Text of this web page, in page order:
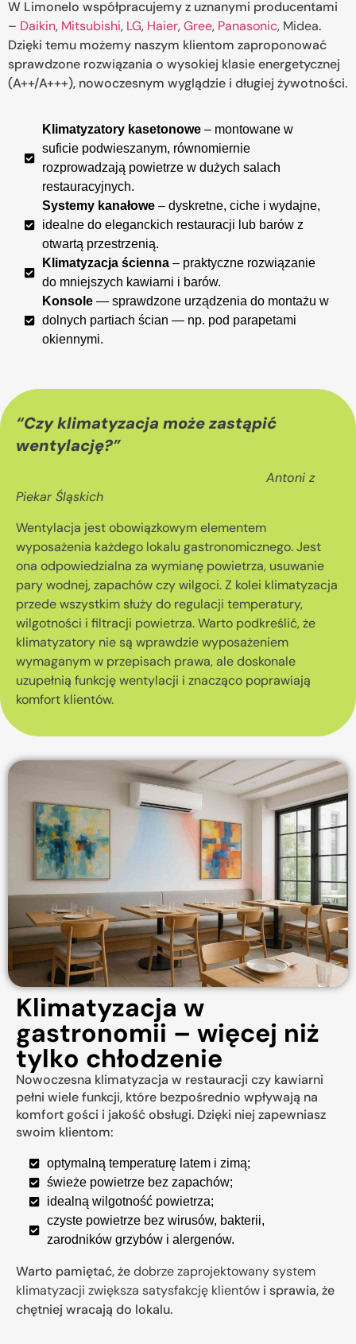
W Limonelo współpracujemy z uznanymi producentami
– Daikin, Mitsubishi, LG, Haier,Gree, Panasonic, Midea.
Dzięki temu możemy naszym klientom zaproponować
sprawdzone rozwiązania o wysokiej klasie energetycznej
(A++/A+++), nowoczesnym wyglądzie i długiej żywotności.
Klimatyzatory kasetonowe– montowane w
suficie podwieszanym, równomiernie
rozprowadzają powietrze w dużych salach
restauracyjnych.
Systemy kanałowe – dyskretne, ciche i wydajne,
idealne do eleganckich restauracji lub barów z
otwartą przestrzenią.
Klimatyzacja ścienna– praktyczne rozwiązanie
do mniejszych kawiarni i barów.
Konsole— sprawdzone urządzenia do montażu w
dolnych partiach ścian — np. pod parapetami
okiennymi.
“Czy klimatyzacja może zastąpić
wentylację?”
Antoni z
Piekar Śląskich
Wentylacja jest obowiązkowym elementem
wyposażenia każdego lokalu gastronomicznego. Jest
ona odpowiedzialna za wymianę powietrza, usuwanie
pary wodnej, zapachów czy wilgoci. Z kolei klimatyzacja
przede wszystkim służy do regulacji temperatury,
wilgotności i filtracji powietrza. Warto podkreślić, że
klimatyzatory nie są wprawdzie wyposażeniem
wymaganym w przepisach prawa, ale doskonale
uzupełnią funkcję wentylacji i znacząco poprawiają
komfort klientów.
Klimatyzacja w
gastronomii – więcej niż
tylko chłodzenie
Nowoczesna klimatyzacja w restauracji czy kawiarni
pełni wiele funkcji, które bezpośrednio wpływają na
komfort gości i jakość obsługi. Dzięki niej zapewniasz
swoim klientom:
optymalną temperaturę latem i zimą;
świeże powietrze bez zapachów;
idealną wilgotność powietrza;
czyste powietrze bez wirusów, bakterii,
zarodników grzybów i alergenów.
Warto pamiętać, żedobrze zaprojektowany system
klimatyzacji zwiększa satysfakcję klientów i sprawia, że
chętniej wracają do lokalu.